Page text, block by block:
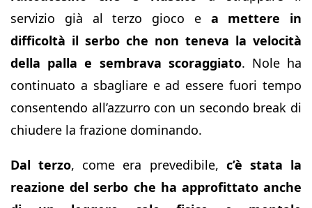
servizio già al terzo gioco ea mettere in
difficoltà il serbo che non teneva la velocità
della palla e sembrava scoraggiato. Nole ha
continuato a sbagliare e ad essere fuori tempo
consentendo all’azzurro con un secondo break di
chiudere la frazione dominando.
Dal terzo, come era prevedibile, c’è stata la
reazione del serbo che ha approfittato anche